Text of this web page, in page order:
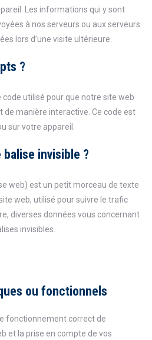
Les informations qui y sont
à nos serveurs ou aux serveurs
lors d’une visite ultérieure.
?
utilisé pour que notre site web
manière interactive. Ce code est
sur votre appareil.
balise invisible ?
web) est un petit morceau de texte
web, utilisé pour suivre le trafic
diverses données vous concernant
invisibles.
ou fonctionnels
fonctionnement correct de
et la prise en compte de vos